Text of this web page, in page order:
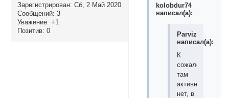
Зарегистрирован: Сб, 2 Май 2020
Сообщений: 3
Уважение: +1
Позитив: 0
kolobdur74
написал(а):
Parviz
написал(а):
К
сожалению
там
активности
нет, в